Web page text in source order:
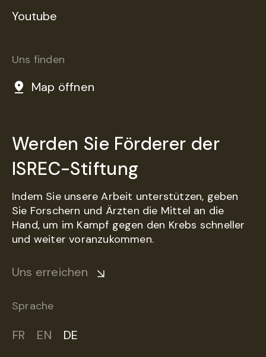
Youtube
Uns finden
Map öffnen
Werden Sie Förderer der
ISREC-Stiftung
Indem Sie unsere Arbeit unterstützen, geben
Sie Forschern und Ärzten die Mittel an die
Hand, um im Kampf gegen den Krebs schneller
und weiter voranzukommen.
Uns erreichen
Sprache
FR EN DE